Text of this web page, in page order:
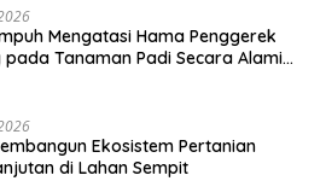
Mengatasi Hama Penggerek
pada Tanaman Padi Secara Alami
Ekosistem Pertanian
di Lahan Sempit